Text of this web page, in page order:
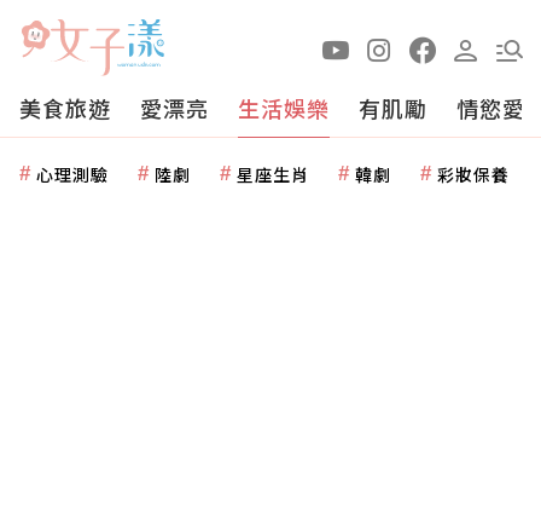
美食旅遊 愛漂亮 生活娛樂 有肌勵 情慾愛
心理測驗 陸劇 星座生肖 韓劇 彩妝保養